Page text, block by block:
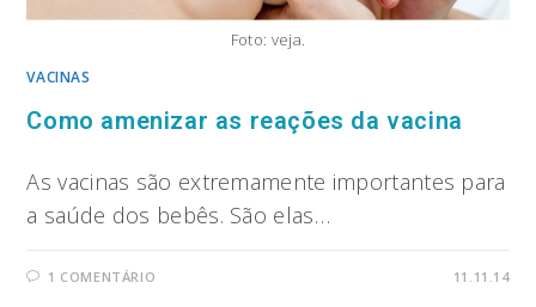
Foto: veja.
VACINAS
Como amenizar as reações da vacina
As vacinas são extremamente importantes para
a saúde dos bebês. São elas…
1 COMENTÁRIO 11.11.14